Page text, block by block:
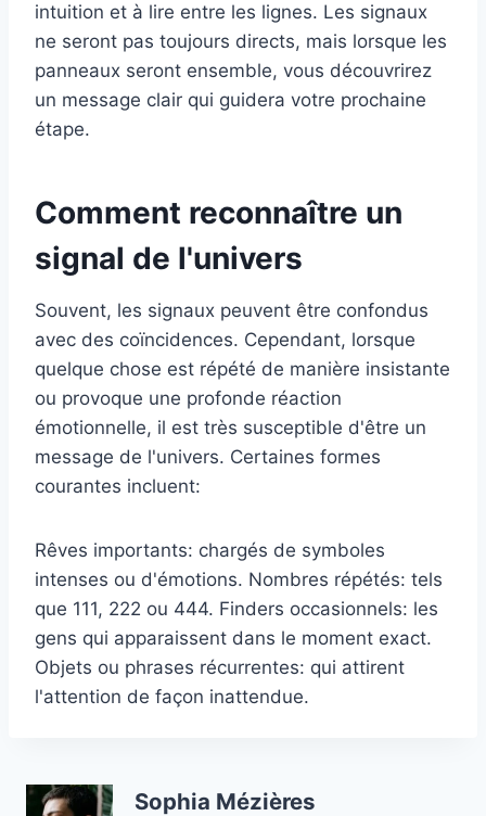
intuition et à lire entre les lignes. Les signaux
ne seront pas toujours directs, mais lorsque les
panneaux seront ensemble, vous découvrirez
un message clair qui guidera votre prochaine
étape.
Comment reconnaître un
signal de l'univers
Souvent, les signaux peuvent être confondus
avec des coïncidences. Cependant, lorsque
quelque chose est répété de manière insistante
ou provoque une profonde réaction
émotionnelle, il est très susceptible d'être un
message de l'univers. Certaines formes
courantes incluent:
Rêves importants: chargés de symboles
intenses ou d'émotions. Nombres répétés: tels
que 111, 222 ou 444. Finders occasionnels: les
gens qui apparaissent dans le moment exact.
Objets ou phrases récurrentes: qui attirent
l'attention de façon inattendue.
Sophia Mézières